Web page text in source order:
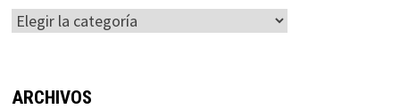
Categorías
ARCHIVOS